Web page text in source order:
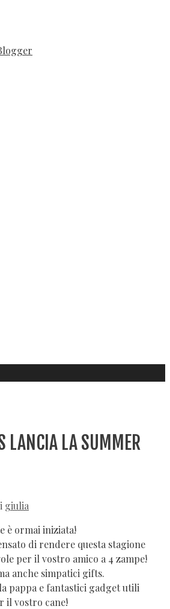
LANCIA LA SUMMER
giulia
è ormai iniziata!
di rendere questa stagione
per il vostro amico a 4 zampe!
anche simpatici gifts.
pappa e fantastici gadget utili
il vostro cane!